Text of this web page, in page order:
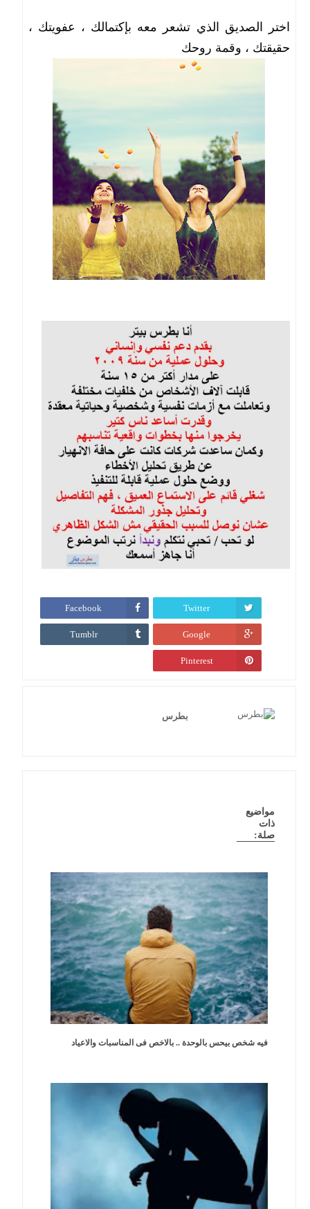
اختر الصديق الذي تشعر معه بإكتمالك ، عفويتك ،
حقيقتك ، وقمة روحك
Twitter
Facebook
Google
Tumblr
Pinterest
بطرس
مواضيع
ذات
صلة:
فيه شخص بيحس بالوحدة .. بالاخص فى المناسبات والاعياد